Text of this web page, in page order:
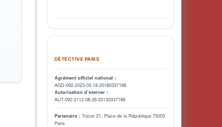
DÉTECTIVE PARIS
Agrément officiel national :
AGD-092-2023-05-18-20180337186
Autorisation d’exercer :
AUT-092-2112-08-26-20130337188
Partenaire :Tracer 21, Place de la République 75003
Paris